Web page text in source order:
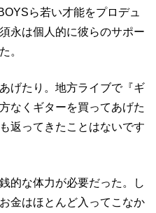
ら若い才能をプロデュ
永は個人的に彼らのサポー
。
げたり。地方ライブで『ギ
なくギターを買ってあげた
返ってきたことはないです
的な体力が必要だった。し
金はほとんど入ってこなか